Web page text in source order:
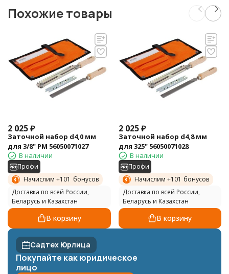
Похожие товары
2 025₽
Заточной набор d4,0 мм
для 3/8" PM 56050071027
В наличии
Профи
Начислим +101 бонусов
Доставка по всей России,
Беларусь и Казахстан
В корзину
2 025 ₽
Заточной набор d4,8 мм
для 325" 56050071028
В наличии
Профи
Начислим +101 бонусов
Доставка по всей России,
Беларусь и Казахстан
В корзину
Садтех Юрлица
Покупайте как юридическое
лицо